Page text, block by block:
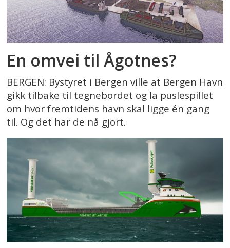
En omvei til Ågotnes?
BERGEN: Bystyret i Bergen ville at Bergen Havn
gikk tilbake til tegnebordet og la puslespillet
om hvor fremtidens havn skal ligge én gang
til. Og det har de nå gjort.